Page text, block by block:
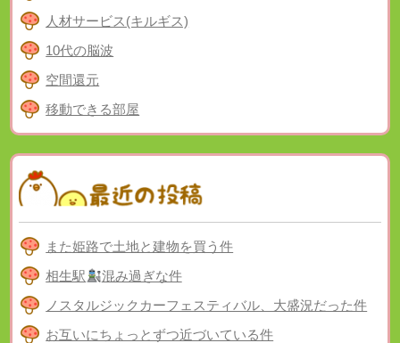
人材サービス(キルギス)
10代の脳波
空間還元
移動できる部屋
また姫路で土地と建物を買う件
相生駅
混み過ぎな件
ノスタルジックカーフェスティバル、大盛況だった件
お互いにちょっとずつ近づいている件